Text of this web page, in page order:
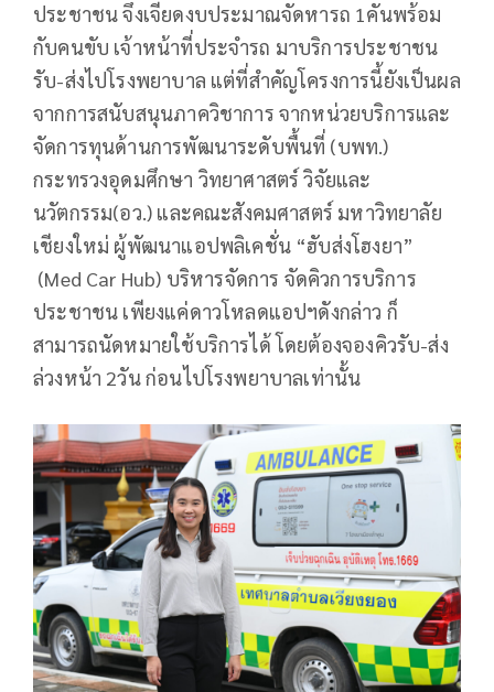
ประชาชน จึงเจียดงบประมาณจัดหารถ 1คันพร้อม
กับคนขับ เจ้าหน้าที่ประจำรถ มาบริการประชาชน
รับ-ส่งไปโรงพยาบาล แต่ที่สำคัญโครงการนี้ยังเป็นผล
จากการสนับสนุนภาควิชาการ จากหน่วยบริการและ
จัดการทุนด้านการพัฒนาระดับพื้นที่ (บพท.)
กระทรวงอุดมศึกษา วิทยาศาสตร์ วิจัยและ
นวัตกรรม(อว.) และคณะสังคมศาสตร์ มหาวิทยาลัย
เชียงใหม่ ผู้พัฒนาแอปพลิเคชั่น “ฮับส่งโฮงยา”
(Med Car Hub) บริหารจัดการ จัดคิวการบริการ
ประชาชน เพียงแค่ดาวโหลดแอปฯดังกล่าว ก็
สามารถนัดหมายใช้บริการได้ โดยต้องจองคิวรับ-ส่ง
ล่วงหน้า 2วัน ก่อนไปโรงพยาบาลเท่านั้น